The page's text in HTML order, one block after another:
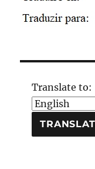
Translate to: